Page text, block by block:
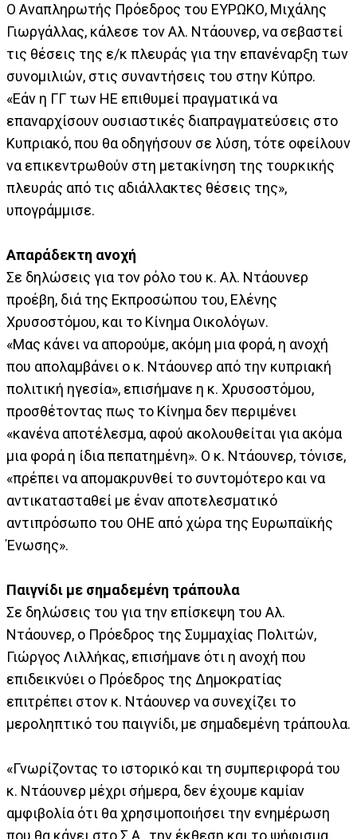
Ο Αναπληρωτής Πρόεδρος του ΕΥΡΩΚΟ, Μιχάλης
Γιωργάλλας, κάλεσε τον Αλ. Ντάουνερ, να σεβαστεί
τις θέσεις της ε/κ πλευράς για την επανέναρξη των
συνομιλιών, στις συναντήσεις του στην Κύπρο.
«Εάν η ΓΓ των ΗΕ επιθυμεί πραγματικά να
επαναρχίσουν ουσιαστικές διαπραγματεύσεις στο
Κυπριακό, που θα οδηγήσουν σε λύση, τότε οφείλουν
να επικεντρωθούν στη μετακίνηση της τουρκικής
πλευράς από τις αδιάλλακτες θέσεις της»,
υπογράμμισε.
Απαράδεκτη ανοχή
Σε δηλώσεις για τον ρόλο του κ. Αλ. Ντάουνερ
προέβη, διά της Εκπροσώπου του, Ελένης
Χρυσοστόμου, και το Κίνημα Οικολόγων.
«Μας κάνει να απορούμε, ακόμη μια φορά, η ανοχή
που απολαμβάνει ο κ. Ντάουνερ από την κυπριακή
πολιτική ηγεσία», επισήμανε η κ. Χρυσοστόμου,
προσθέτοντας πως το Κίνημα δεν περιμένει
«κανένα αποτέλεσμα, αφού ακολουθείται για ακόμα
μια φορά η ίδια πεπατημένη». Ο κ. Ντάουνερ, τόνισε,
«πρέπει να απομακρυνθεί το συντομότερο και να
αντικατασταθεί με έναν αποτελεσματικό
αντιπρόσωπο του ΟΗΕ από χώρα της Ευρωπαϊκής
Ένωσης».
Παιγνίδι με σημαδεμένη τράπουλα
Σε δηλώσεις του για την επίσκεψη του Αλ.
Ντάουνερ, ο Πρόεδρος της Συμμαχίας Πολιτών,
Γιώργος Λιλλήκας, επισήμανε ότι η ανοχή που
επιδεικνύει ο Πρόεδρος της Δημοκρατίας
επιτρέπει στον κ. Ντάουνερ να συνεχίζει το
μεροληπτικό του παιγνίδι, με σημαδεμένη τράπουλα.
«Γνωρίζοντας το ιστορικό και τη συμπεριφορά του
κ. Ντάουνερ μέχρι σήμερα, δεν έχουμε καμίαν
αμφιβολία ότι θα χρησιμοποιήσει την ενημέρωση
που θα κάνει στο Σ.Α., την έκθεση και το ψήφισμα,